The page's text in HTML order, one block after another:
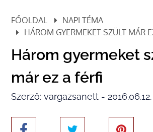
FŐOLDAL
NAPI TÉMA
HÁROM GYERMEKET SZÜLT MÁR
Három gyermeket
már ez a férfi
Szerző: vargazsanett - 2016.06.12.